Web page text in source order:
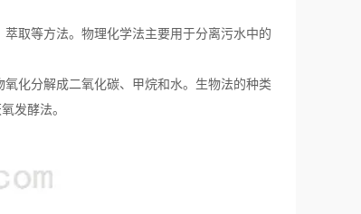
取等方法。物理化学法主要用于分离污水中的
化分解成二氧化碳、甲烷和水。生物法的种类
发酵法。